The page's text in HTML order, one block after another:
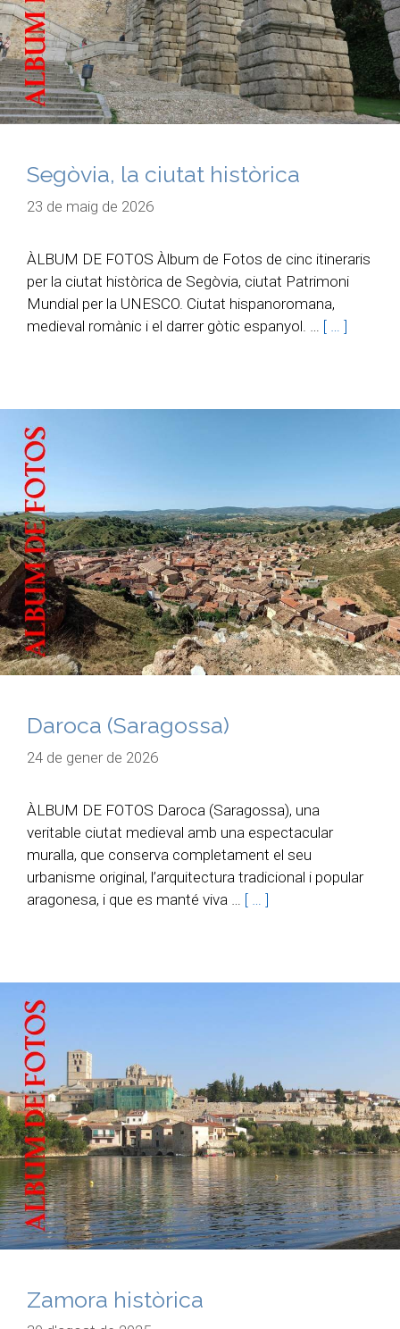
Segòvia, la ciutat històrica
23 de maig de 2026
ÀLBUM DE FOTOS Àlbum de Fotos de cinc itineraris
per la ciutat històrica de Segòvia, ciutat Patrimoni
Mundial per la UNESCO. Ciutat hispanoromana,
medieval romànic i el darrer gòtic espanyol. … [ … ]
Daroca (Saragossa)
24 de gener de 2026
ÀLBUM DE FOTOS Daroca (Saragossa), una
veritable ciutat medieval amb una espectacular
muralla, que conserva completament el seu
urbanisme original, l’arquitectura tradicional i popular
aragonesa, i que es manté viva … [ … ]
Zamora històrica